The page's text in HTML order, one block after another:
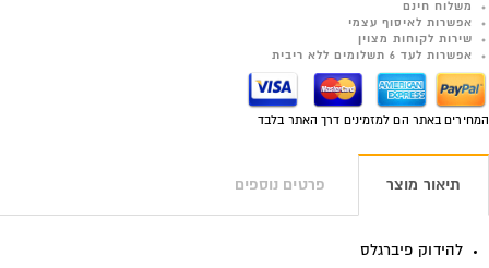
משלוח חינם
אפשרות לאיסוף עצמי
שירות לקוחות מצוין
אפשרות לעד 6 תשלומים ללא ריבית
המחירים באתר הם למזמינים דרך האתר בלבד
תיאור מוצר פרטים נוספים
להידוק פיברגלס